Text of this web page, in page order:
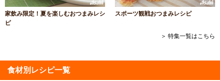
家飲み限定！夏を楽しむおつまみレシ
ピ
スポーツ観戦おつまみレシピ
＞ 特集一覧はこちら
食材別レシピ一覧